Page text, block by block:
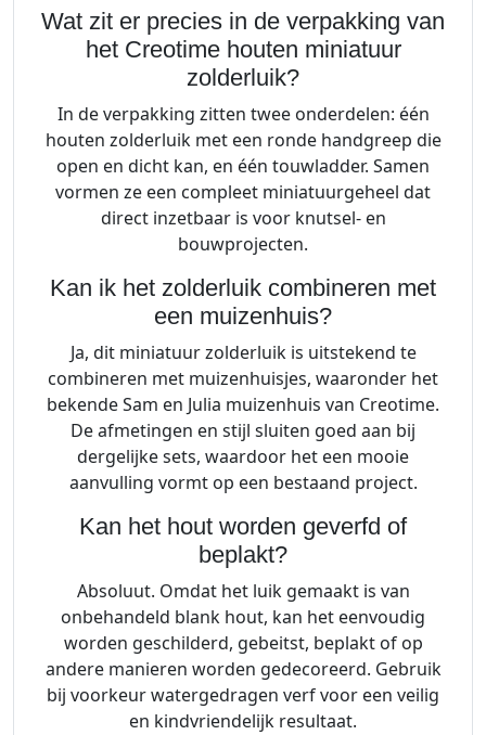
Wat zit er precies in de verpakking van
het Creotime houten miniatuur
zolderluik?
In de verpakking zitten twee onderdelen: één
houten zolderluik met een ronde handgreep die
open en dicht kan, en één touwladder. Samen
vormen ze een compleet miniatuurgeheel dat
direct inzetbaar is voor knutsel- en
bouwprojecten.
Kan ik het zolderluik combineren met
een muizenhuis?
Ja, dit miniatuur zolderluik is uitstekend te
combineren met muizenhuisjes, waaronder het
bekende Sam en Julia muizenhuis van Creotime.
De afmetingen en stijl sluiten goed aan bij
dergelijke sets, waardoor het een mooie
aanvulling vormt op een bestaand project.
Kan het hout worden geverfd of
beplakt?
Absoluut. Omdat het luik gemaakt is van
onbehandeld blank hout, kan het eenvoudig
worden geschilderd, gebeitst, beplakt of op
andere manieren worden gedecoreerd. Gebruik
bij voorkeur watergedragen verf voor een veilig
en kindvriendelijk resultaat.